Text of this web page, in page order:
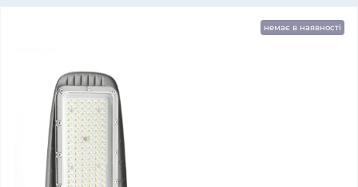
немає в наявності